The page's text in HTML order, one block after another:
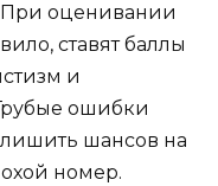
При оценивании
ставят баллы
и
ошибки
лишить шансов на
номер.